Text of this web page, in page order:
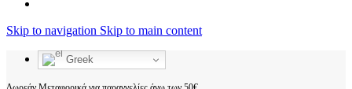
Skip to navigation Skip to main content
Greek